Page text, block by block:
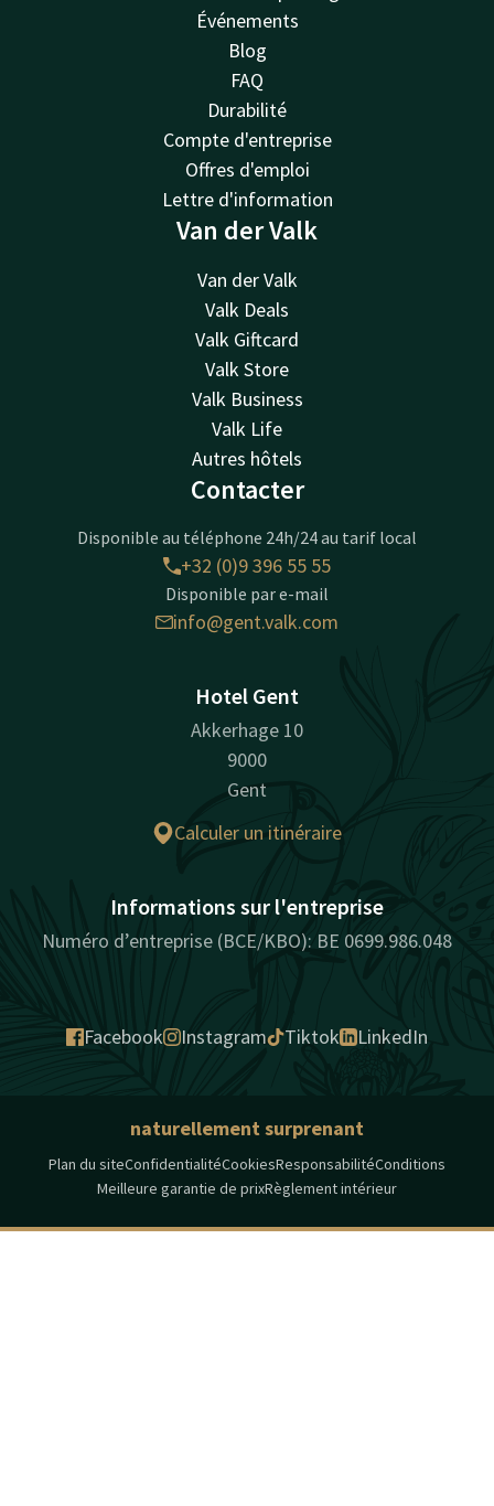
Événements
Blog
FAQ
Durabilité
Compte d'entreprise
Offres d'emploi
Lettre d'information
Van der Valk
Van der Valk
Valk Deals
Valk Giftcard
Valk Store
Valk Business
Valk Life
Autres hôtels
Contacter
Disponible au téléphone 24h/24 au tarif local
+32 (0)9 396 55 55
Disponible par e-mail
info@gent.valk.com
Hotel Gent
Akkerhage 10
9000
Gent
Calculer un itinéraire
Informations sur l'entreprise
Numéro d’entreprise (BCE/KBO): BE 0699.986.048
Facebook Instagram Tiktok LinkedIn
naturellement surprenant
Plan du siteConfidentialitéCookiesResponsabilitéConditions
Meilleure garantie de prixRèglement intérieur